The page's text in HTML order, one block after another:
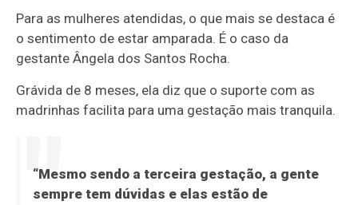
Para as mulheres atendidas, o que mais se destaca é
o sentimento de estar amparada. É o caso da
gestante Ângela dos Santos Rocha.
Grávida de 8 meses, ela diz que o suporte com as
madrinhas facilita para uma gestação mais tranquila.
“Mesmo sendo a terceira gestação, a gente
sempre tem dúvidas e elas estão de